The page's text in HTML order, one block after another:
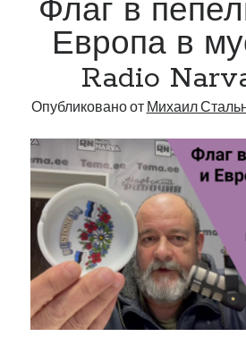
Флаг в
Европа в
Radio
Опубликовано от Михаил